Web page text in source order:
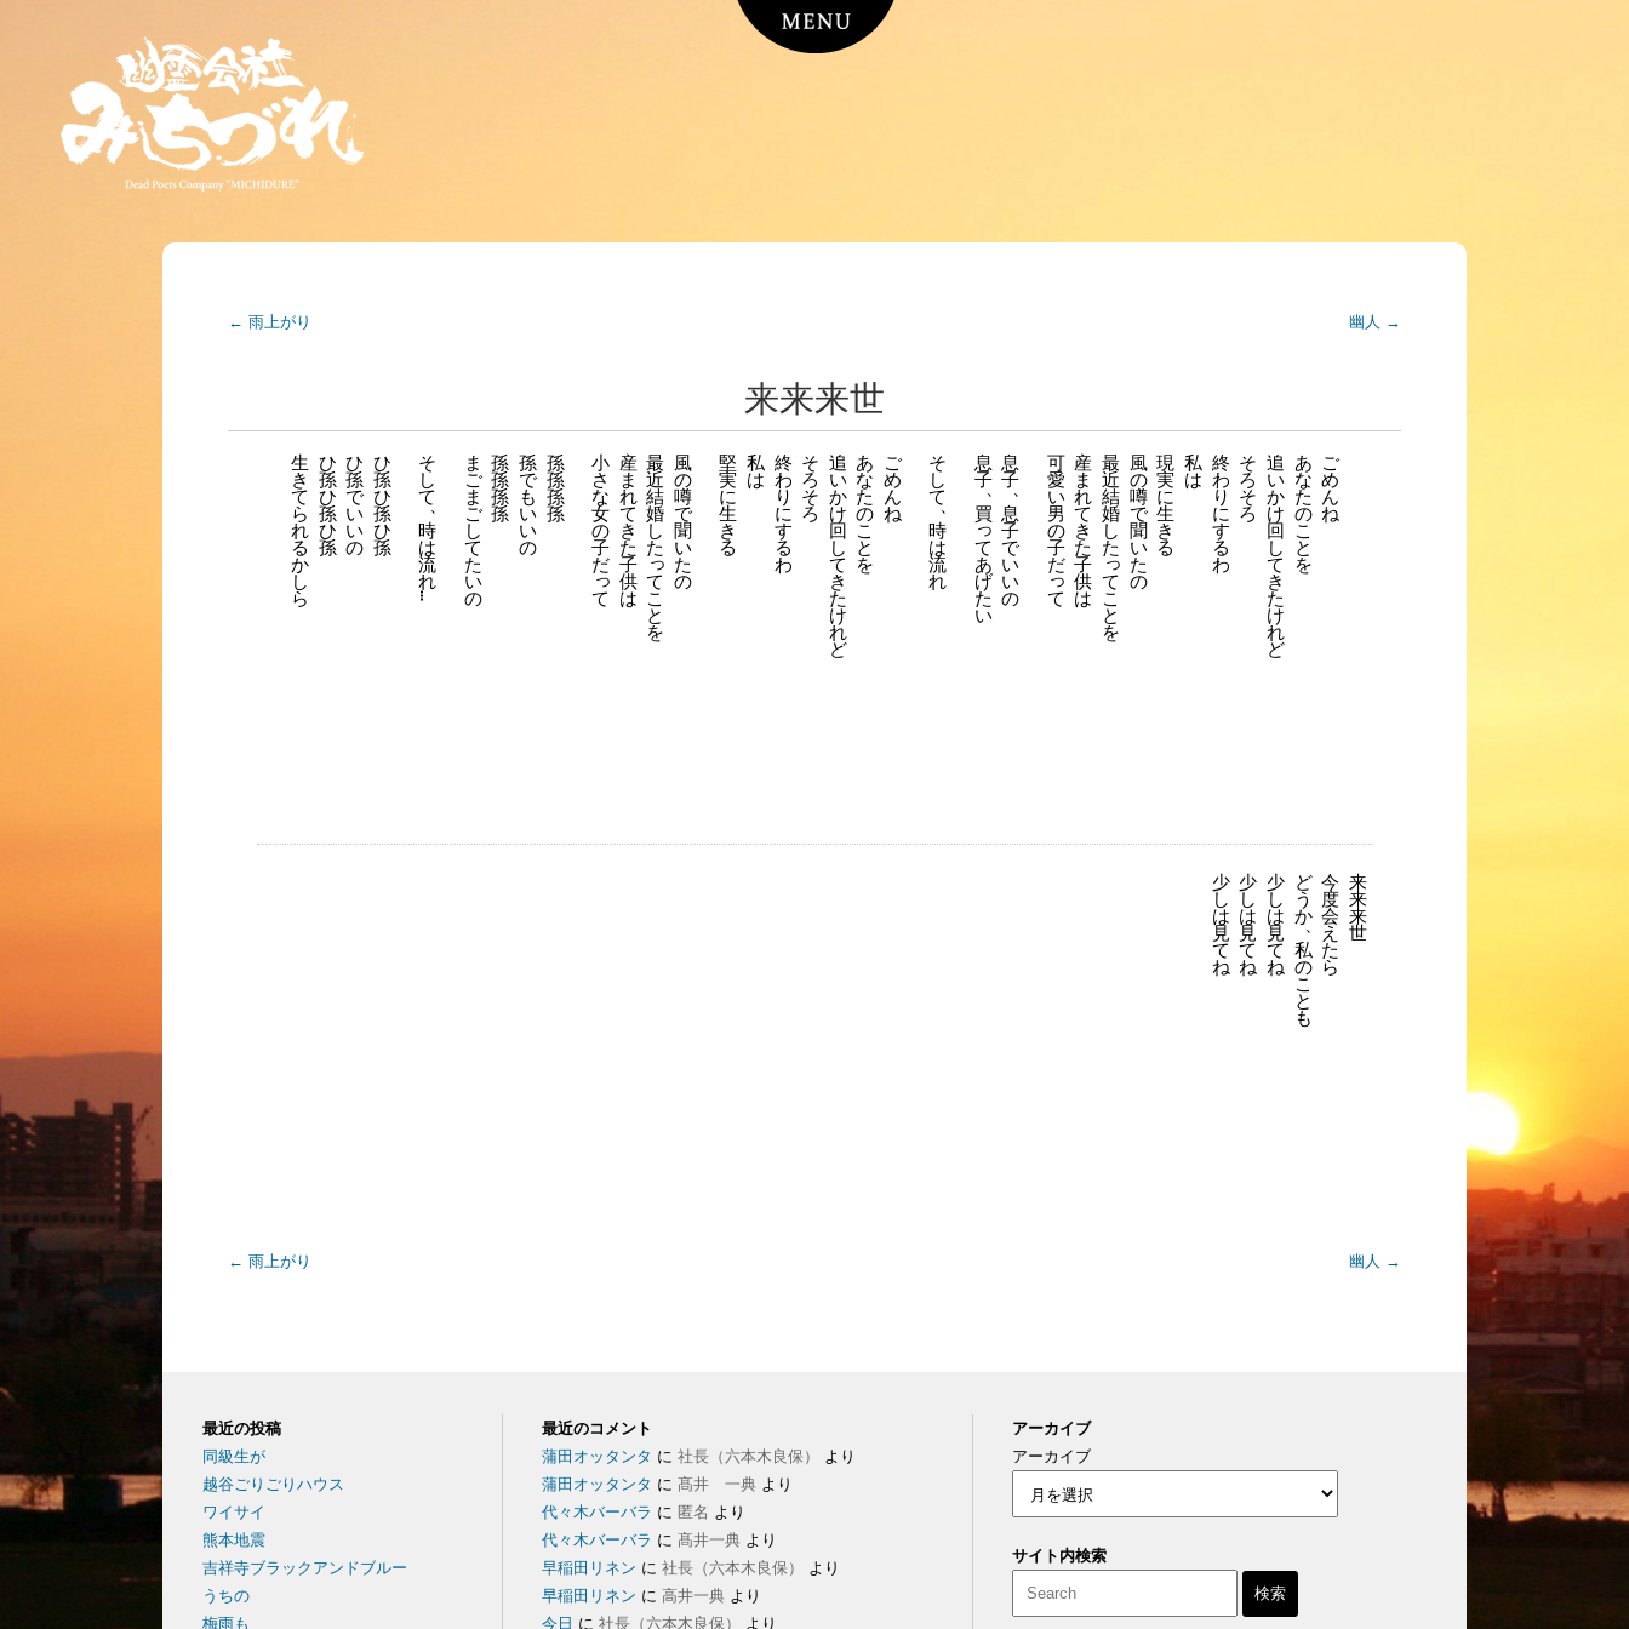
← 雨上がり 幽人 →
来来来世
ご
め
ん
ね
あ
な
た
の
こ
と
を
追
い
か
け
回
し
て
き
た
け
れ
ど
そ
ろ
そ
ろ
終
わ
り
に
す
る
わ
私
は
現
実
に
生
き
る
風
の
噂
で
聞
い
た
の
最
近
結
婚
し
た
っ
て
こ
と
を
産
ま
れ
て
き
た
子
供
は
可
愛
い
男
の
子
だ
っ
て
息
子
息
子
で
い
い
の
息
子
買
っ
て
あ
げ
た
い
そ
し
て、
時
は
流
れ
ご
め
ん
ね
あ
な
た
の
こ
と
を
追
い
か
け
回
し
て
き
た
け
れ
ど
そ
ろ
そ
ろ
終
わ
り
に
す
る
わ
私
は
堅
実
に
生
き
る
風
の
噂
で
聞
い
た
の
最
近
結
婚
し
た
っ
て
こ
と
を
産
ま
れ
て
き
た
子
供
は
小
さ
な
女
の
子
だ
っ
て
孫
孫
孫
孫
孫
で
も
い
い
の
孫
孫
孫
孫
ま
ご
ま
ご
し
て
た
い
の
そ
し
て、
時
は
流
れ
…
ひ
孫
ひ
孫
ひ
孫
ひ
孫
で
い
い
の
ひ
孫
ひ
孫
ひ
孫
生
き
て
ら
れ
る
か
し
ら
来
来
来
世
今
度
会
え
た
ら
ど
う
か、
私
の
こ
と
も
少
し
は
見
て
ね
少
し
は
見
て
ね
少
し
は
見
て
ね
← 雨上がり 幽人 →
最近の投稿
同級生が
越谷ごりごりハウス
ワイサイ
熊本地震
吉祥寺ブラックアンドブルー
うちの
梅雨も
最近のコメント
蒲田オッタンタ に社長（六本木良保）
より
蒲田オッタンタ に髙井 一典 より
代々木バーバラ に 匿名 より
代々木バーバラ に髙井一典 より
早稲田リネン に社長（六本木良保）
より
早稲田リネン に高井一典 より
今日 に社長（六本木良保） より
アーカイブ
アーカイブ
サイト内検索